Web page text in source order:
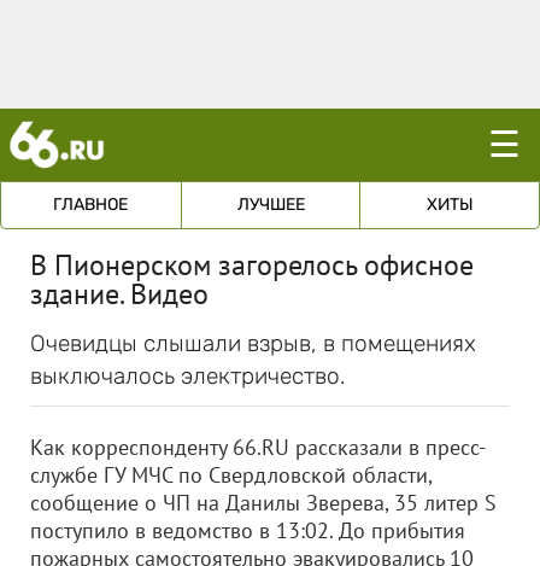
☰
ГЛАВНОЕ ЛУЧШЕЕ ХИТЫ
В Пионерском загорелось офисное
здание. Видео
Очевидцы слышали взрыв, в помещениях
выключалось электричество.
Как корреспонденту 66.RU рассказали в пресс-
службе ГУ МЧС по Свердловской области,
сообщение о ЧП на Данилы Зверева, 35 литер S
поступило в ведомство в 13:02. До прибытия
пожарных самостоятельно эвакуировались 10